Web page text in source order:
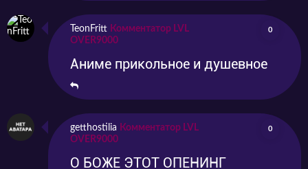
TeonFritt Комментатор LVL
OVER9000
0
Аниме прикольное и душевное
getthostilia Комментатор LVL
OVER9000
0
О БОЖЕ ЭТОТ ОПЕНИНГ